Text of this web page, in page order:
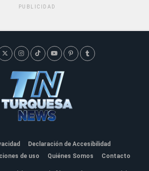
PUBLICIDAD
Declaración de Accesibilidad
de uso
Quiénes Somos Contacto